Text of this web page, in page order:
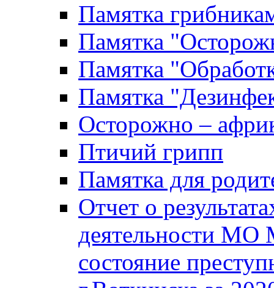
Памятка
Памятка
Памятка
Памятка
Осторожно –
Птичий грипп
Памятка для
Отчет о
деятельности МО
состояние